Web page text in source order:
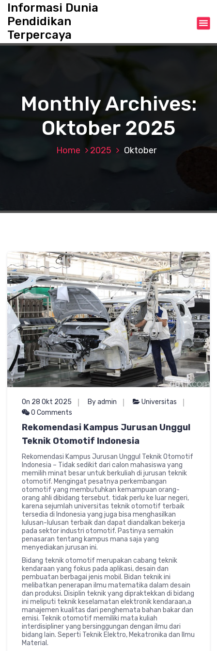
t
Informasi Dunia
Pendidikan
Terpercaya
Monthly Archives:
Oktober 2025
Home 2025 Oktober
On 28 Okt 2025 By admin
Universitas
0 Comments
Rekomendasi Kampus Jurusan Unggul
Teknik Otomotif Indonesia
Rekomendasi Kampus Jurusan Unggul Teknik Otomotif
Indonesia – Tidak sedikit dari calon mahasiswa yang
memilih minat besar untuk berkuliah di jurusan teknik
otomotif. Mengingat pesatnya perkembangan
otomotif yang membutuhkan kemampuan orang-
orang ahli dibidang tersebut. tidak perlu ke luar negeri,
karena sejumlah universitas teknik otomotif terbaik
tersedia di Indonesia yang juga bisa menghasilkan
lulusan-lulusan terbaik dan dapat diandalkan bekerja
pada sektor industri otomotif. Pastinya semakin
penasaran tentang kampus mana saja yang
menyediakan jurusan ini.
Bidang teknik otomotif merupakan cabang teknik
kendaraan yang fokus pada aplikasi, desain dan
pembuatan berbagai jenis mobil. Bidan teknik ini
melibatkan penerapan ilmu matematika dalam desain
dan produksi. Disiplin teknik yang dipraktekkan di bidang
ini meliputi teknik keselamatan elektronik kendaraan,a
manajemen kualitas dari penghemata bahan bakar dan
emisi. Teknik otomotif memiliki mata kuliah
interdisipliner yang bersinggungan dengan ilmu dari
bidang lain. Seperti Teknik Elektro, Mekatronika dan Ilmu
Material.